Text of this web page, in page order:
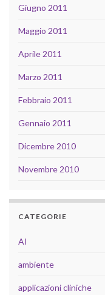
Giugno 2011
Maggio 2011
Aprile 2011
Marzo 2011
Febbraio 2011
Gennaio 2011
Dicembre 2010
Novembre 2010
CATEGORIE
AI
ambiente
applicazioni cliniche